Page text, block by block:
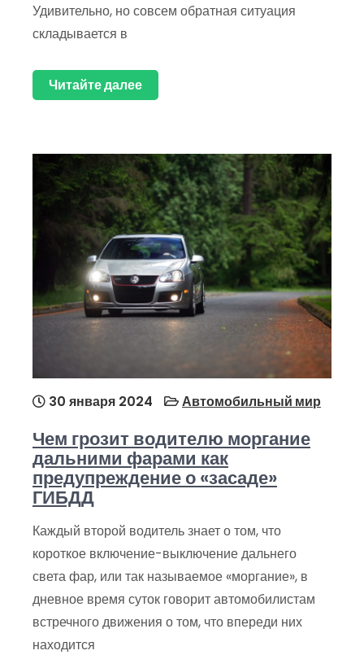
Удивительно, но совсем обратная ситуация
складывается в
Читайте далее
30 января 2024 Автомобильный мир
Чем грозит водителю моргание
дальними фарами как
предупреждение о «засаде»
ГИБДД
Каждый второй водитель знает о том, что
короткое включение-выключение дальнего
света фар, или так называемое «моргание», в
дневное время суток говорит автомобилистам
встречного движения о том, что впереди них
находится